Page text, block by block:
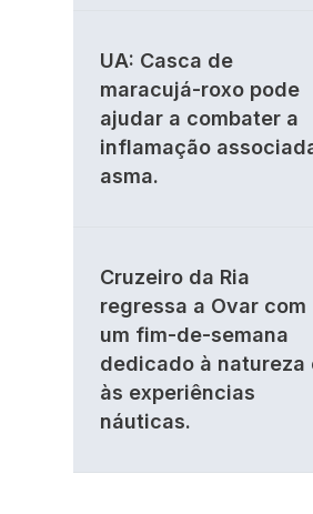
UA: Casca de
maracujá-roxo pode
ajudar a combater a
inflamação
asma.
Cruzeiro da Ria
regressa a Ovar com
um fim-de-semana
dedicado à natureza
às experiências
náuticas.